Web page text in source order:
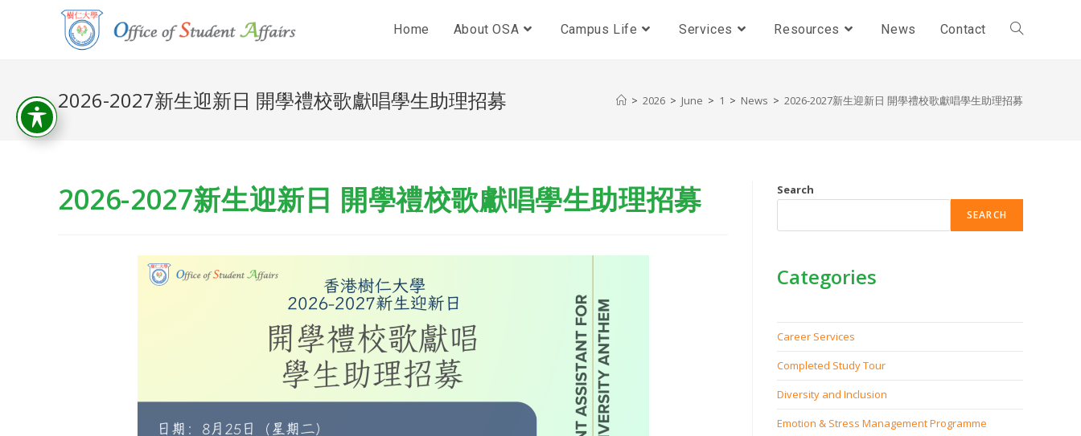
Home About OSA Campus Life Services Resources News Contact
2026-2027新生迎新日 開學禮校歌獻唱學生助理招募 > 2026 > June > 1 > News > 2026-2027新生迎新日 開學禮校歌獻唱學生助理招募
2026-2027新生迎新日 開學禮校歌獻唱學生助理招募 Search
SEARCH
Categories
Career Services
Completed Study Tour
Diversity and Inclusion
Emotion & Stress Management Programme